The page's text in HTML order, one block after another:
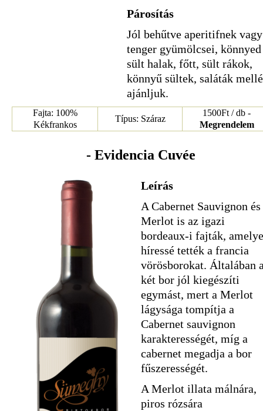
Párosítás
Jól behűtve aperitifnek vagy
tenger gyümölcsei, könnyed
sült halak, főtt, sült rákok,
könnyű sültek, saláták mellé
ajánljuk.
Fajta: 100%
Kékfrankos
Típus: Száraz
1500Ft / db -
Megrendelem
- Evidencia Cuvée
Leírás
A Cabernet Sauvignon és
Merlot is az igazi
bordeaux-i fajták,
híressé tették a francia
vörösborokat. Általában
két bor jól kiegészíti
egymást, mert a Merlot
lágysága tompítja a
Cabernet sauvignon
karakterességét, míg a
cabernet megadja a bor
fűszerességét.
A Merlot illata málnára,
piros rózsára